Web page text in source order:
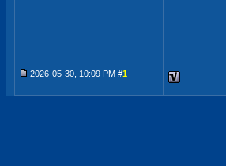
2026-05-30, 10:09 PM #1